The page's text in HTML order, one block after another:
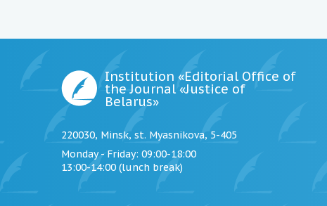
Institution «Editorial Office of
the Journal «Justice of
Belarus»
220030, Minsk, st. Myasnikova, 5-405
Monday - Friday: 09:00-18:00
13:00-14:00 (lunch break)